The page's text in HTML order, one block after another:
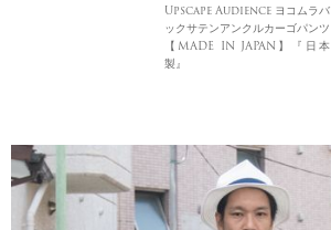
Upscape Audience ヨコムラバ
ックサテンアンクルカーゴパンツ
【MADE IN JAPAN】『日本
製』